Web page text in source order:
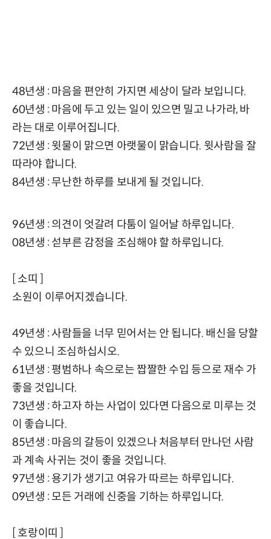
48년생 : 마음을 편안히 가지면 세상이 달라 보입니다.
60년생 : 마음에 두고 있는 일이 있으면 밀고 나가라, 바
라는 대로 이루어집니다.
72년생 : 윗물이 맑으면 아랫물이 맑습니다. 윗사람을 잘
따라야 합니다.
84년생 : 무난한 하루를 보내게 될 것입니다.
96년생 : 의견이 엇갈려 다툼이 일어날 하루입니다.
08년생 : 섣부른 감정을 조심해야 할 하루입니다.
[ 소띠 ]
소원이 이루어지겠습니다.
49년생 : 사람들을 너무 믿어서는 안 됩니다. 배신을 당할
수 있으니 조심하십시오.
61년생 : 평범하나 속으로는 짭짤한 수입 등으로 재수 가
좋을 것입니다.
73년생 : 하고자 하는 사업이 있다면 다음으로 미루는 것
이 좋습니다.
85년생 : 마음의 갈등이 있겠으나 처음부터 만나던 사람
과 계속 사귀는 것이 좋을 것입니다.
97년생 : 용기가 생기고 여유가 따르는 하루입니다.
09년생 : 모든 거래에 신중을 기하는 하루입니다.
[ 호랑이띠 ]